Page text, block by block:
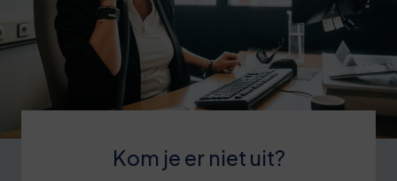
Kom je er niet uit?